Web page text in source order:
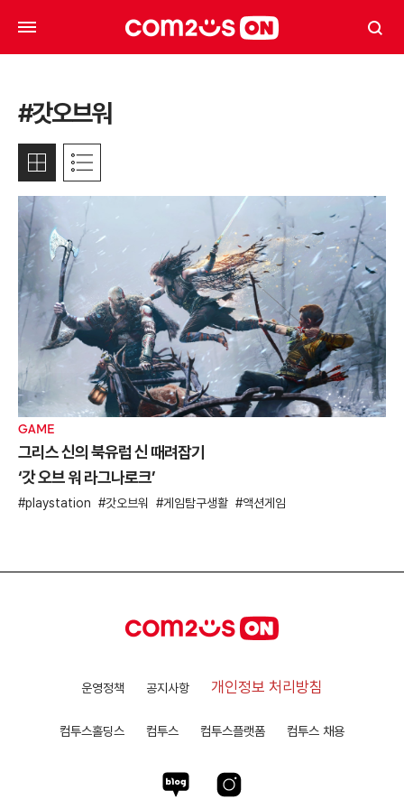
#갓오브워
GAME
그리스 신의 북유럽 신 때려잡기
‘갓 오브 워 라그나로크’
playstation 갓오브워 게임탐구생활 액션게임
운영정책 공지사항 개인정보 처리방침
컴투스홀딩스 컴투스 컴투스플랫폼 컴투스 채용